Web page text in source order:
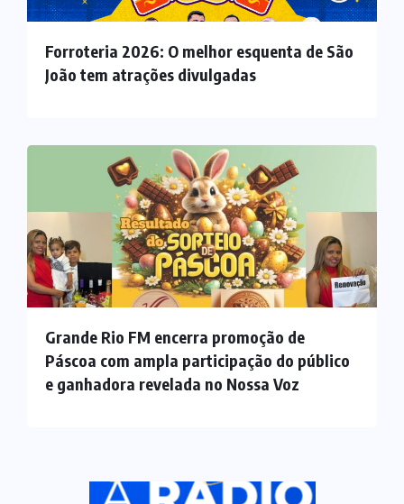
Forroteria 2026: O melhor esquenta de São
João tem atrações divulgadas
Grande Rio FM encerra promoção de
Páscoa com ampla participação do público
e ganhadora revelada no Nossa Voz